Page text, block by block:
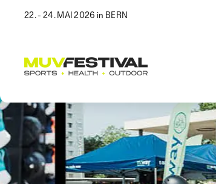
22. - 24. MAI 2026 in BERN